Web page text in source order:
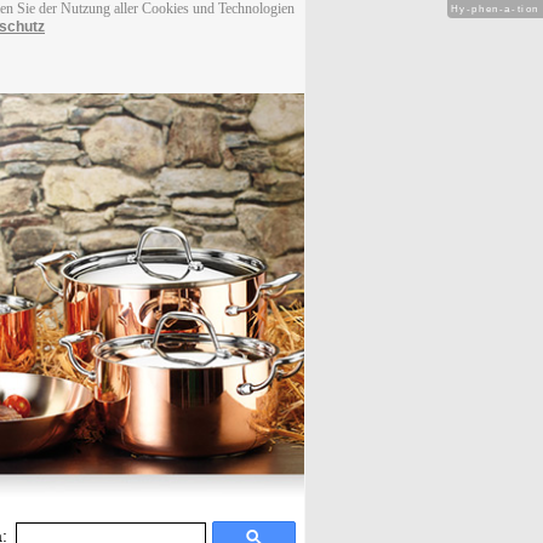
Sie der Nutzung aller Cookies und Technologien
Hy-phen-a-tion